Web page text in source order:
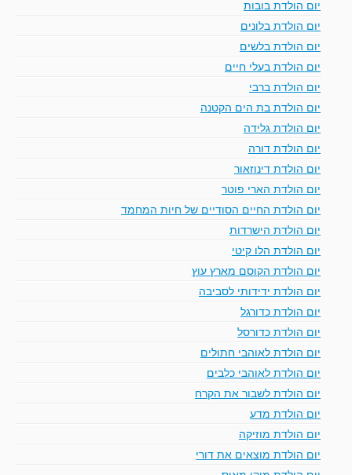
יום הולדת בובות
יום הולדת בלונים
יום הולדת בלשים
יום הולדת בעלי חיים
יום הולדת ברבי
יום הולדת בת הים הקטנה
יום הולדת גלידה
יום הולדת דורה
יום הולדת דינוזאור
יום הולדת הארי פוטר
יום הולדת החיים הסודיים של חיות המחמד
יום הולדת הישרדות
יום הולדת הלו קיטי
יום הולדת הקוסם מארץ עוץ
יום הולדת ידידותי לסביבה
יום הולדת כדורגל
יום הולדת כדורסל
יום הולדת לאוהבי חתולים
יום הולדת לאוהבי כלבים
יום הולדת לשבור את הקרח
יום הולדת מדע
יום הולדת מוזיקה
יום הולדת מוצאים את דורי